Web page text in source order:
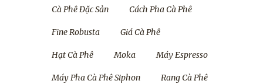
Cà Phê Đặc Sản Cách Pha Cà Phê
Fine Robusta Giá Cà Phê
Hạt Cà Phê Moka Máy Espresso
Máy Pha Cà Phê Siphon Rang Cà Phê